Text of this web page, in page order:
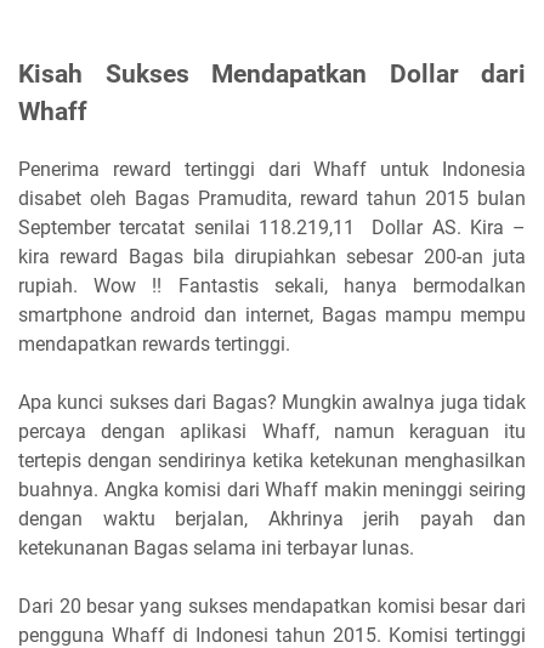
Kisah Sukses Mendapatkan Dollar dari
Whaff
Penerima reward tertinggi dari Whaff untuk Indonesia
disabet oleh Bagas Pramudita, reward tahun 2015 bulan
September tercatat senilai 118.219,11 Dollar AS. Kira –
kira reward Bagas bila dirupiahkan sebesar 200-an juta
rupiah. Wow !! Fantastis sekali, hanya bermodalkan
smartphone android dan internet, Bagas mampu mempu
mendapatkan rewards tertinggi.
Apa kunci sukses dari Bagas? Mungkin awalnya juga tidak
percaya dengan aplikasi Whaff, namun keraguan itu
tertepis dengan sendirinya ketika ketekunan menghasilkan
buahnya. Angka komisi dari Whaff makin meninggi seiring
dengan waktu berjalan, Akhrinya jerih payah dan
ketekunanan Bagas selama ini terbayar lunas.
Dari 20 besar yang sukses mendapatkan komisi besar dari
pengguna Whaff di Indonesi tahun 2015. Komisi tertinggi